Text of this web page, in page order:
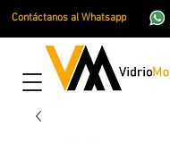
Contáctanos al Whatsapp